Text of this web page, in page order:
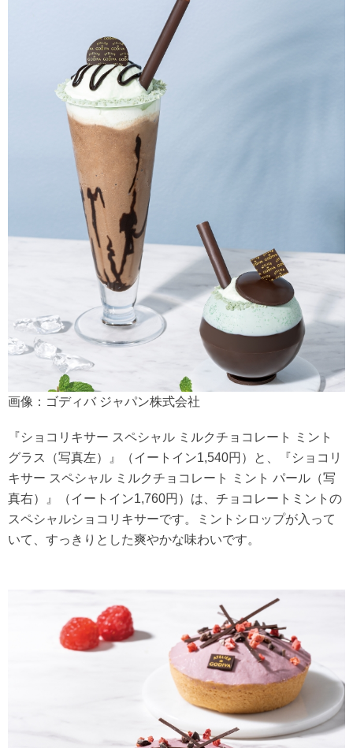
画像：ゴディバ ジャパン株式会社
『ショコリキサー スペシャル ミルクチョコレート ミント
グラス（写真左）』（イートイン1,540円）と、『ショコリ
キサー スペシャル ミルクチョコレート ミント パール（写
真右）』（イートイン1,760円）は、チョコレートミントの
スペシャルショコリキサーです。ミントシロップが入って
いて、すっきりとした爽やかな味わいです。